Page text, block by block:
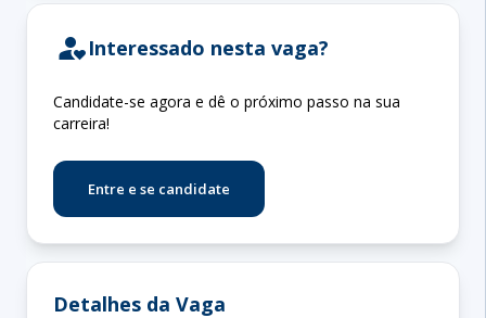
person_heartInteressado nesta vaga?
Candidate-se agora e dê o próximo passo na sua
carreira!
Entre e se candidate
Detalhes da Vaga